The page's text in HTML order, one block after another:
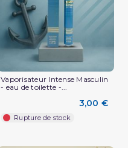
Vaporisateur Intense Masculin
- eau de toilette -...
3,00 €
Rupture de stock